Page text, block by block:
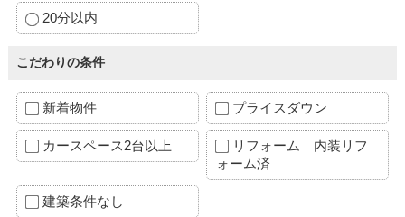
20分以内
こだわりの条件
新着物件 プライスダウン
カースペース2台以上
リフォーム 内装リフ
ォーム済
建築条件なし